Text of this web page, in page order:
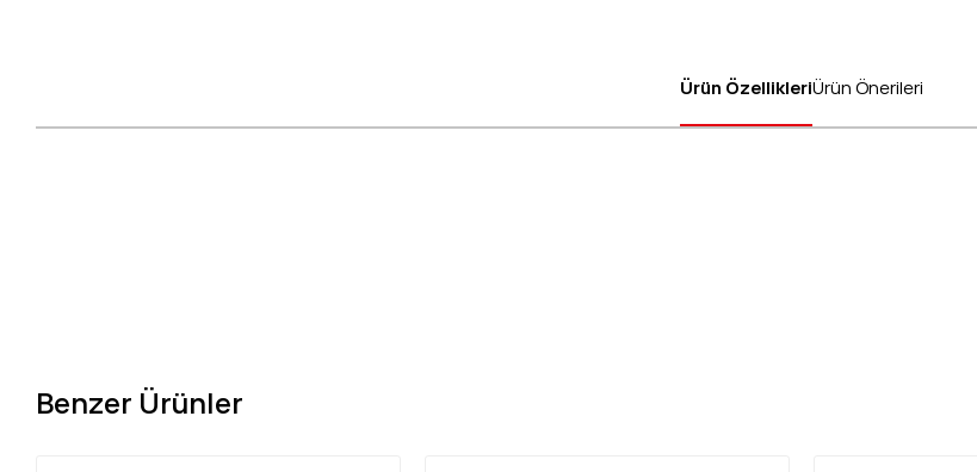
Ürün ÖzellikleriÜrün Önerileri
Benzer Ürünler